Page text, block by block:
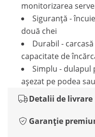
monitorizarea
Siguranță -
două chei
Durabil -
capacitate de
Simplu - dulapul
așezat pe podea
Detalii de livrare
Garanție